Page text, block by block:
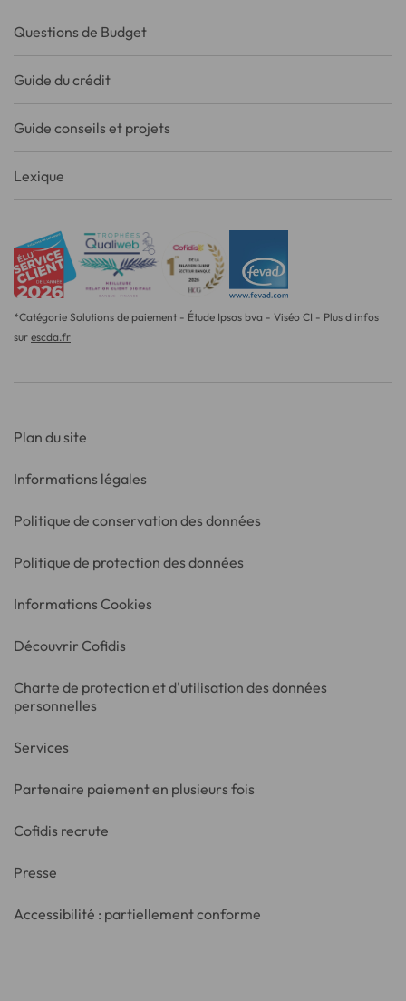
Questions de Budget
Guide du crédit
Guide conseils et projets
Lexique
*Catégorie Solutions de paiement - Étude Ipsos bva - Viséo CI - Plus d'infos
sur escda.fr
Plan du site
Informations légales
Politique de conservation des données
Politique de protection des données
Informations Cookies
Découvrir Cofidis
Charte de protection et d'utilisation des données
personnelles
Services
Partenaire paiement en plusieurs fois
Cofidis recrute
Presse
Accessibilité : partiellement conforme